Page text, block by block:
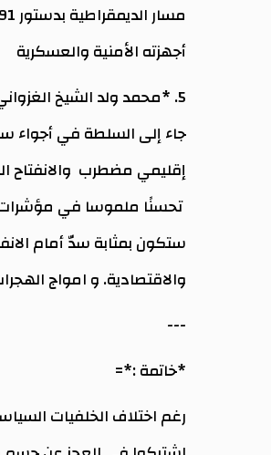
أجهزته الأمنية والعسكرية
5. *محمد ولد الشيخ الغزواني (2019–حتى الآن):*
جاء إلى السلطة في أجواء
إقليمي مضطرب والانفتاح
تحسنًا ملموسا في مؤشرات
ستكون بمثابة سدّ أمام
والاقتصادية. و امواج
---
*خاتمة :*=
رغم اختلاف الخلفيات